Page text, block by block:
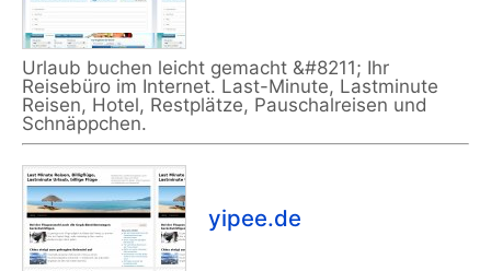
Urlaub buchen leicht gemacht &#8211; Ihr
Reisebüro im Internet. Last-Minute, Lastminute
Reisen, Hotel, Restplätze, Pauschalreisen und
Schnäppchen.
yipee.de